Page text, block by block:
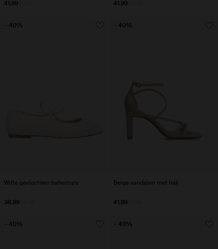
41.99 41.99
Witte gevlochten ballerina's
38.99
- 40%
Beige sandalen met hak
41.99
- 40%
- 40% - 40%